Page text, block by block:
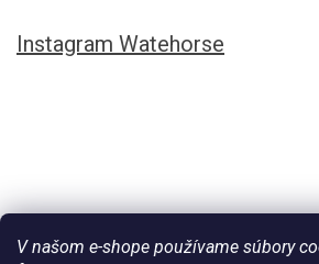
V našom e-shope používame súbory
Instagram Watehorse